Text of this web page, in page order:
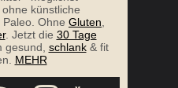
künstliche
Ohne Gluten
. Jetzt die 30 Tage
schlank& fit
MEHR